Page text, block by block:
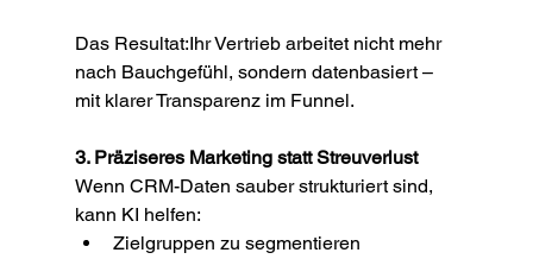
Das Resultat:Ihr Vertrieb arbeitet nicht mehr
nach Bauchgefühl, sondern datenbasiert –
mit klarer Transparenz im Funnel.
3. Präziseres Marketing statt Streuverlust
Wenn CRM-Daten sauber strukturiert sind,
kann KI helfen:
Zielgruppen zu segmentieren